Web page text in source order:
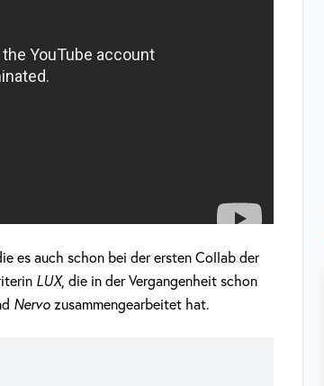
es auch schon bei der ersten Collab der
LUX, die in der Vergangenheit schon
Nervo zusammengearbeitet hat.